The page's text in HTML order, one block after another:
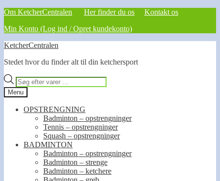
Om KetcherCentralen Her finder du os
Kontakt os
Min Konto (Log ind / Opret kundekonto)
Spring
navigation
Spring
indhold
KetcherCentralen
Stedet hvor du finder alt til din ketchersport
Products
search
Menu
OPSTRENGNING
Badminton – opstrengninger
Tennis – opstrengninger
Squash – opstrengninger
BADMINTON
Badminton – opstrengninger
Badminton – strenge
Badminton – ketchere